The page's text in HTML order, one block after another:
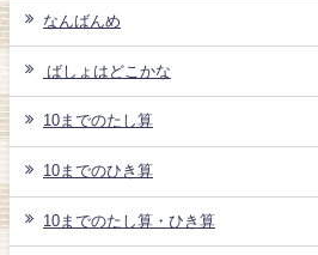
なんばんめ
ばしょはどこかな
10までのたし算
10までのひき算
10までのたし算・ひき算